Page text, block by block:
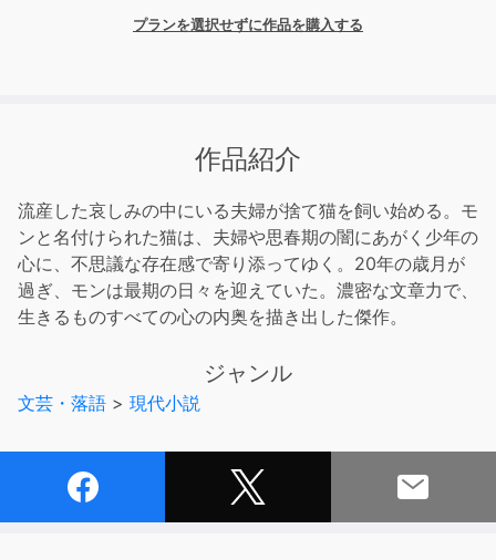
プランを選択せずに作品を購入する
作品紹介
流産した哀しみの中にいる夫婦が捨て猫を飼い始める。モ
ンと名付けられた猫は、夫婦や思春期の闇にあがく少年の
心に、不思議な存在感で寄り添ってゆく。20年の歳月が
過ぎ、モンは最期の日々を迎えていた。濃密な文章力で、
生きるものすべての心の内奥を描き出した傑作。
ジャンル
文芸・落語 > 現代小説